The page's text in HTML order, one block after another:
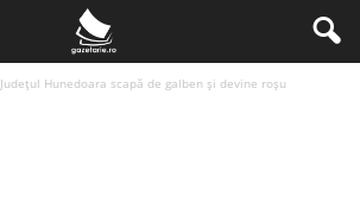
Județul Hunedoara scapă de galben și devine roșu